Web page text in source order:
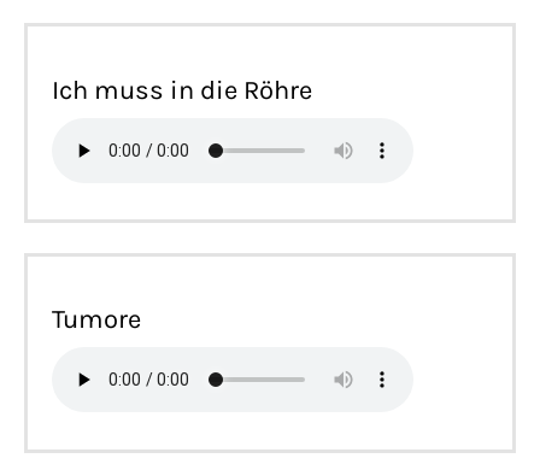
Ich muss in die Röhre
Tumore